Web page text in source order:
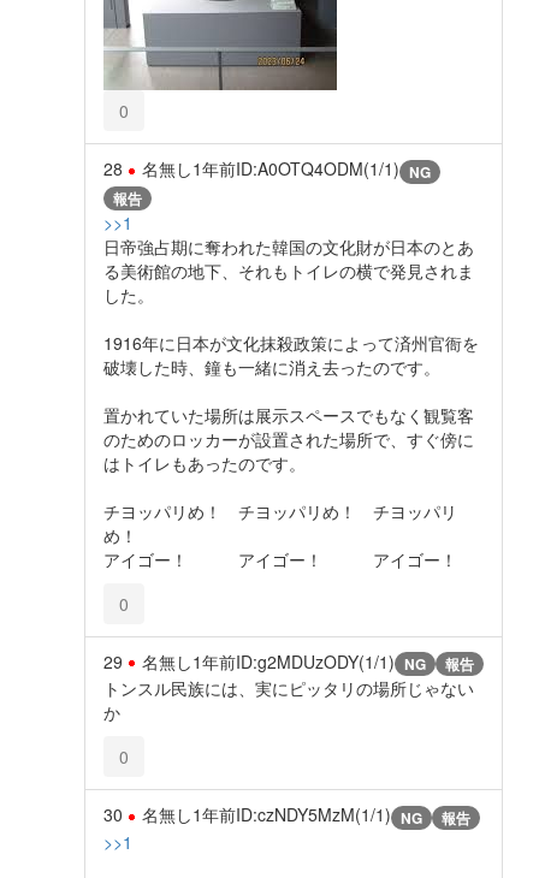
0
28 名無し1年前ID:A0OTQ4ODM(1/1) NG
報告
>>1
日帝強占期に奪われた韓国の文化財が日本のとあ
る美術館の地下、それもトイレの横で発見されま
した。
1916年に日本が文化抹殺政策によって済州官衙を
破壊した時、鐘も一緒に消え去ったのです。
置かれていた場所は展示スペースでもなく観覧客
のためのロッカーが設置された場所で、すぐ傍に
はトイレもあったのです。
チヨッパリめ！ チヨッパリめ！ チヨッパリ
め！
アイゴー！ アイゴー！ アイゴー！
0
29 名無し1年前ID:g2MDUzODY(1/1) NG 報告
トンスル民族には、実にピッタリの場所じゃない
か
0
30 名無し1年前ID:czNDY5MzM(1/1) NG 報告
>>1